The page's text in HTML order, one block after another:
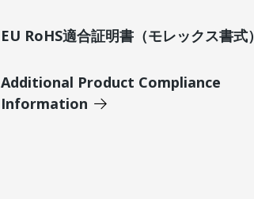
EU RoHS適合証明書（モレックス書式）
Additional Product Compliance
Information